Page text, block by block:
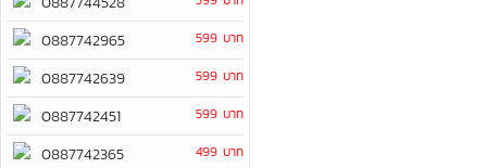
0887742965 599 บาท
0887742639 599 บาท
0887742451 599 บาท
0887742365 499 บาท